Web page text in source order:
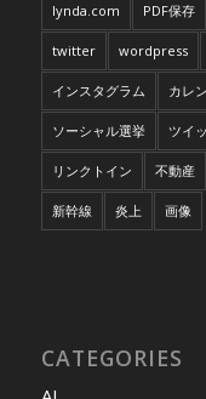
lynda.com PDF保存
twitter wordpress
インスタグラム カレ
ソーシャル選挙 ツイ
リンクトイン 不動産
新幹線 炎上 画像
CATEGORIES